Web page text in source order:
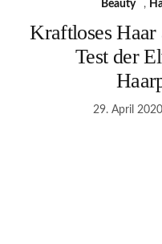
Beauty ,
Kraftloses Haar
Test der
29. April 2020